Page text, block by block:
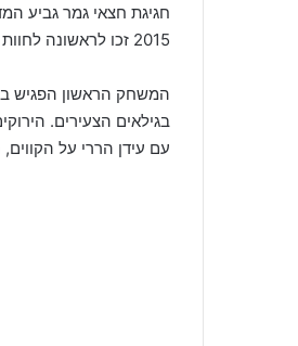
חגיגת חצאי גמר גביע
2015 זכו לראשונה לחוות את מעמד חצי הגמר.
המשחק הראשון הפגיש
בגילאים הצעירים.
עם עידן הררי על